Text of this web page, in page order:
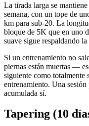
La tirada larga se
semana, con un tope de
km para sub-20. La
bloque de 5K que en uno
suave sigue respaldando
Si un entrenamiento no
piernas están muertas —
siguiente como totalmente
entrenamiento. Una
acumulada sí.
Tapering (10